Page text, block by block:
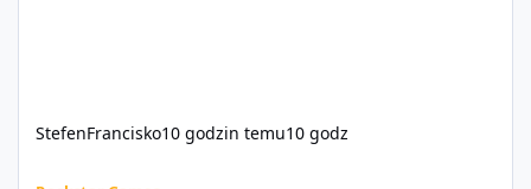
StefenFrancisko10 godzin temu10 godz